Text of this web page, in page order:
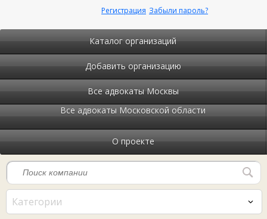
Забыли пароль?
Регистрация
Каталог организаций
Добавить организацию
Все адвокаты Москвы
Все адвокаты Московской области
О проекте
Категории